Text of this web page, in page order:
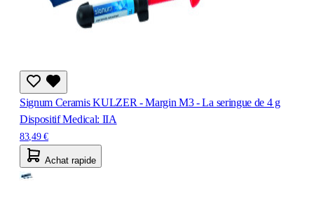
Signum Ceramis KULZER - Margin M3 - La seringue de 4 g
Dispositif Medical: IIA
83,49 €
Achat rapide